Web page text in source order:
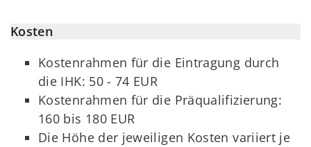
Kosten
Kostenrahmen für die Eintragung durch
die IHK: 50 - 74 EUR
Kostenrahmen für die Präqualifizierung:
160 bis 180 EUR
Die Höhe der jeweiligen Kosten variiert je